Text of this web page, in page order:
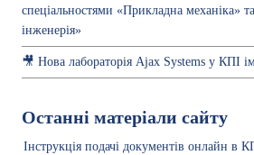
спеціальностями «Прикладна механіка»
інженерія»
🎥 Нова лабораторія Ajax Systems у КПІ
Останні матеріали сайту
Інструкція подачі документів онлайн в